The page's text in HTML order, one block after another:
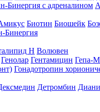
Бинергия с адреналином
Биотин Биошейк
Бинергия
Н Волювен
Генолар Гентамицин Гепа-
Гонадотропин
Детромбин